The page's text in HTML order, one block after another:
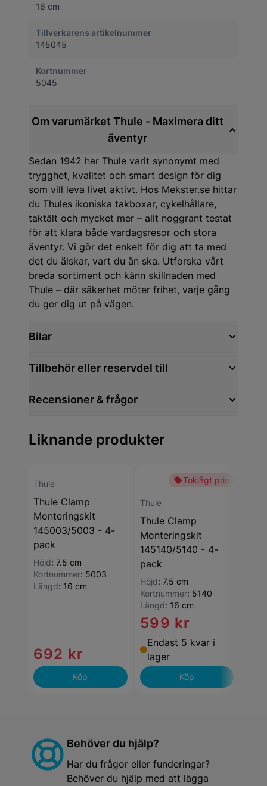
16 cm
Tillverkarens artikelnummer
145045
Kortnummer
5045
Om varumärket Thule - Maximera ditt
äventyr
Sedan 1942 har Thule varit synonymt med
trygghet, kvalitet och smart design för dig
som vill leva livet aktivt. Hos Mekster.se hittar
du Thules ikoniska takboxar, cykelhållare,
taktält och mycket mer – allt noggrant testat
för att klara både vardagsresor och stora
äventyr. Vi gör det enkelt för dig att ta med
det du älskar, vart du än ska. Utforska vårt
breda sortiment och känn skillnaden med
Thule – där säkerhet möter frihet, varje gång
du ger dig ut på vägen.
Bilar
Tillbehör eller reservdel till
Recensioner & frågor
Liknande produkter
Thule
Thule Clamp
Monteringskit
145003/5003 - 4-
pack
Höjd: 7.5 cm
Kortnummer: 5003
Längd: 16 cm
692 kr
Köp
Toklågt pris
Thule
Thule Clamp
Monteringskit
145140/5140 - 4-
pack
Höjd: 7.5 cm
Kortnummer: 5140
Längd: 16 cm
599 kr
Endast 5 kvar i
lager
Köp
Behöver du hjälp?
Har du frågor eller funderingar?
Behöver du hjälp med att lägga